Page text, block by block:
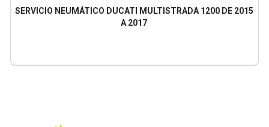
SERVICIO NEUMÁTICO DUCATI MULTISTRADA 1200 DE 2015
A 2017